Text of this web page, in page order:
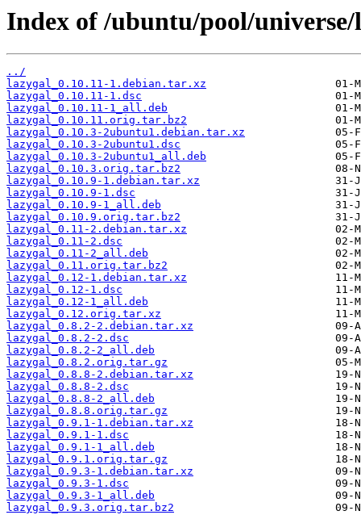
Index of /ubuntu/pool/
../
lazygal_0.10.11-1.debian.tar.xz
lazygal_0.10.11-1.dsc
lazygal_0.10.11-1_all.deb
lazygal_0.10.11.orig.tar.bz2
lazygal_0.10.3-2ubuntu1.debian.tar.xz
lazygal_0.10.3-2ubuntu1.dsc
lazygal_0.10.3-2ubuntu1_all.deb
lazygal_0.10.3.orig.tar.bz2
lazygal_0.10.9-1.debian.tar.xz
lazygal_0.10.9-1.dsc
lazygal_0.10.9-1_all.deb
lazygal_0.10.9.orig.tar.bz2
lazygal_0.11-2.debian.tar.xz
lazygal_0.11-2.dsc
lazygal_0.11-2_all.deb
lazygal_0.11.orig.tar.bz2
lazygal_0.12-1.debian.tar.xz
lazygal_0.12-1.dsc
lazygal_0.12-1_all.deb
lazygal_0.12.orig.tar.xz
lazygal_0.8.2-2.debian.tar.xz
lazygal_0.8.2-2.dsc
lazygal_0.8.2-2_all.deb
lazygal_0.8.2.orig.tar.gz
lazygal_0.8.8-2.debian.tar.xz
lazygal_0.8.8-2.dsc
lazygal_0.8.8-2_all.deb
lazygal_0.8.8.orig.tar.gz
lazygal_0.9.1-1.debian.tar.xz
lazygal_0.9.1-1.dsc
lazygal_0.9.1-1_all.deb
lazygal_0.9.1.orig.tar.gz
lazygal_0.9.3-1.debian.tar.xz
lazygal_0.9.3-1.dsc
lazygal_0.9.3-1_all.deb
lazygal_0.9.3.orig.tar.bz2